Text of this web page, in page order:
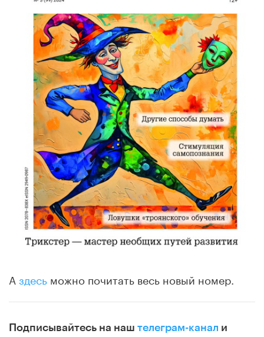
А здесь можно почитать весь новый номер.
Подписывайтесь на наш телеграм-канал и